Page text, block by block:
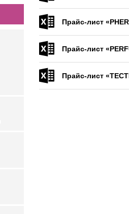
Прайс-лист
Прайс-лист
Прайс-лист